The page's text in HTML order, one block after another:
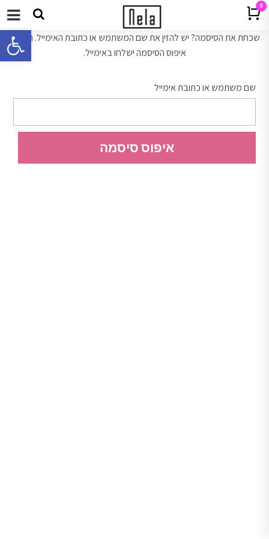
0
שכחת את הסיסמה? יש להזין את שם המשתמש או כתובת האימייל. הוראות
איפוס הסיסמה ישלחו באימייל.
שם משתמש או כתובת אימייל
איפוס סיסמה